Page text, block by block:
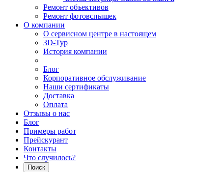
Ремонт объективов
Ремонт фотовспышек
О компании
О сервисном центре в настоящем
3D-Тур
История компании
Блог
Корпоративное обслуживание
Наши сертификаты
Доставка
Оплата
Отзывы о нас
Блог
Примеры работ
Прейскурант
Контакты
Что случилось?
Поиск